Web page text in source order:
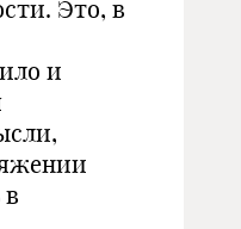
Это, в
и
в